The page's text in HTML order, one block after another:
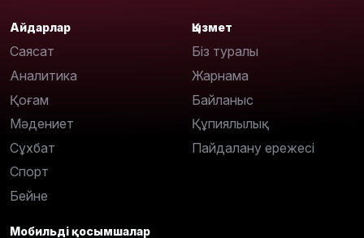
Айдарлар
Саясат
Аналитика
Қоғам
Мәдениет
Сұхбат
Спорт
Бейне
Қызмет
Біз туралы
Жарнама
Байланыс
Құпиялылық
Пайдалану ережесі
Мобильді қосымшалар